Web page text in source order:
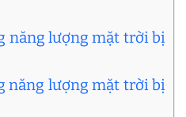
năng lượng mặt trời bị
năng lượng mặt trời bị